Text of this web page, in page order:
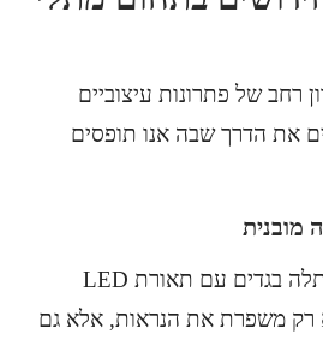
רחב של פתרונות עיצוביים
את הדרך שבה אנו תופסים
חידוש מלהיב הוא מתלה בגדים עם תאורת LED
רק משפרת את הנראות, אלא גם